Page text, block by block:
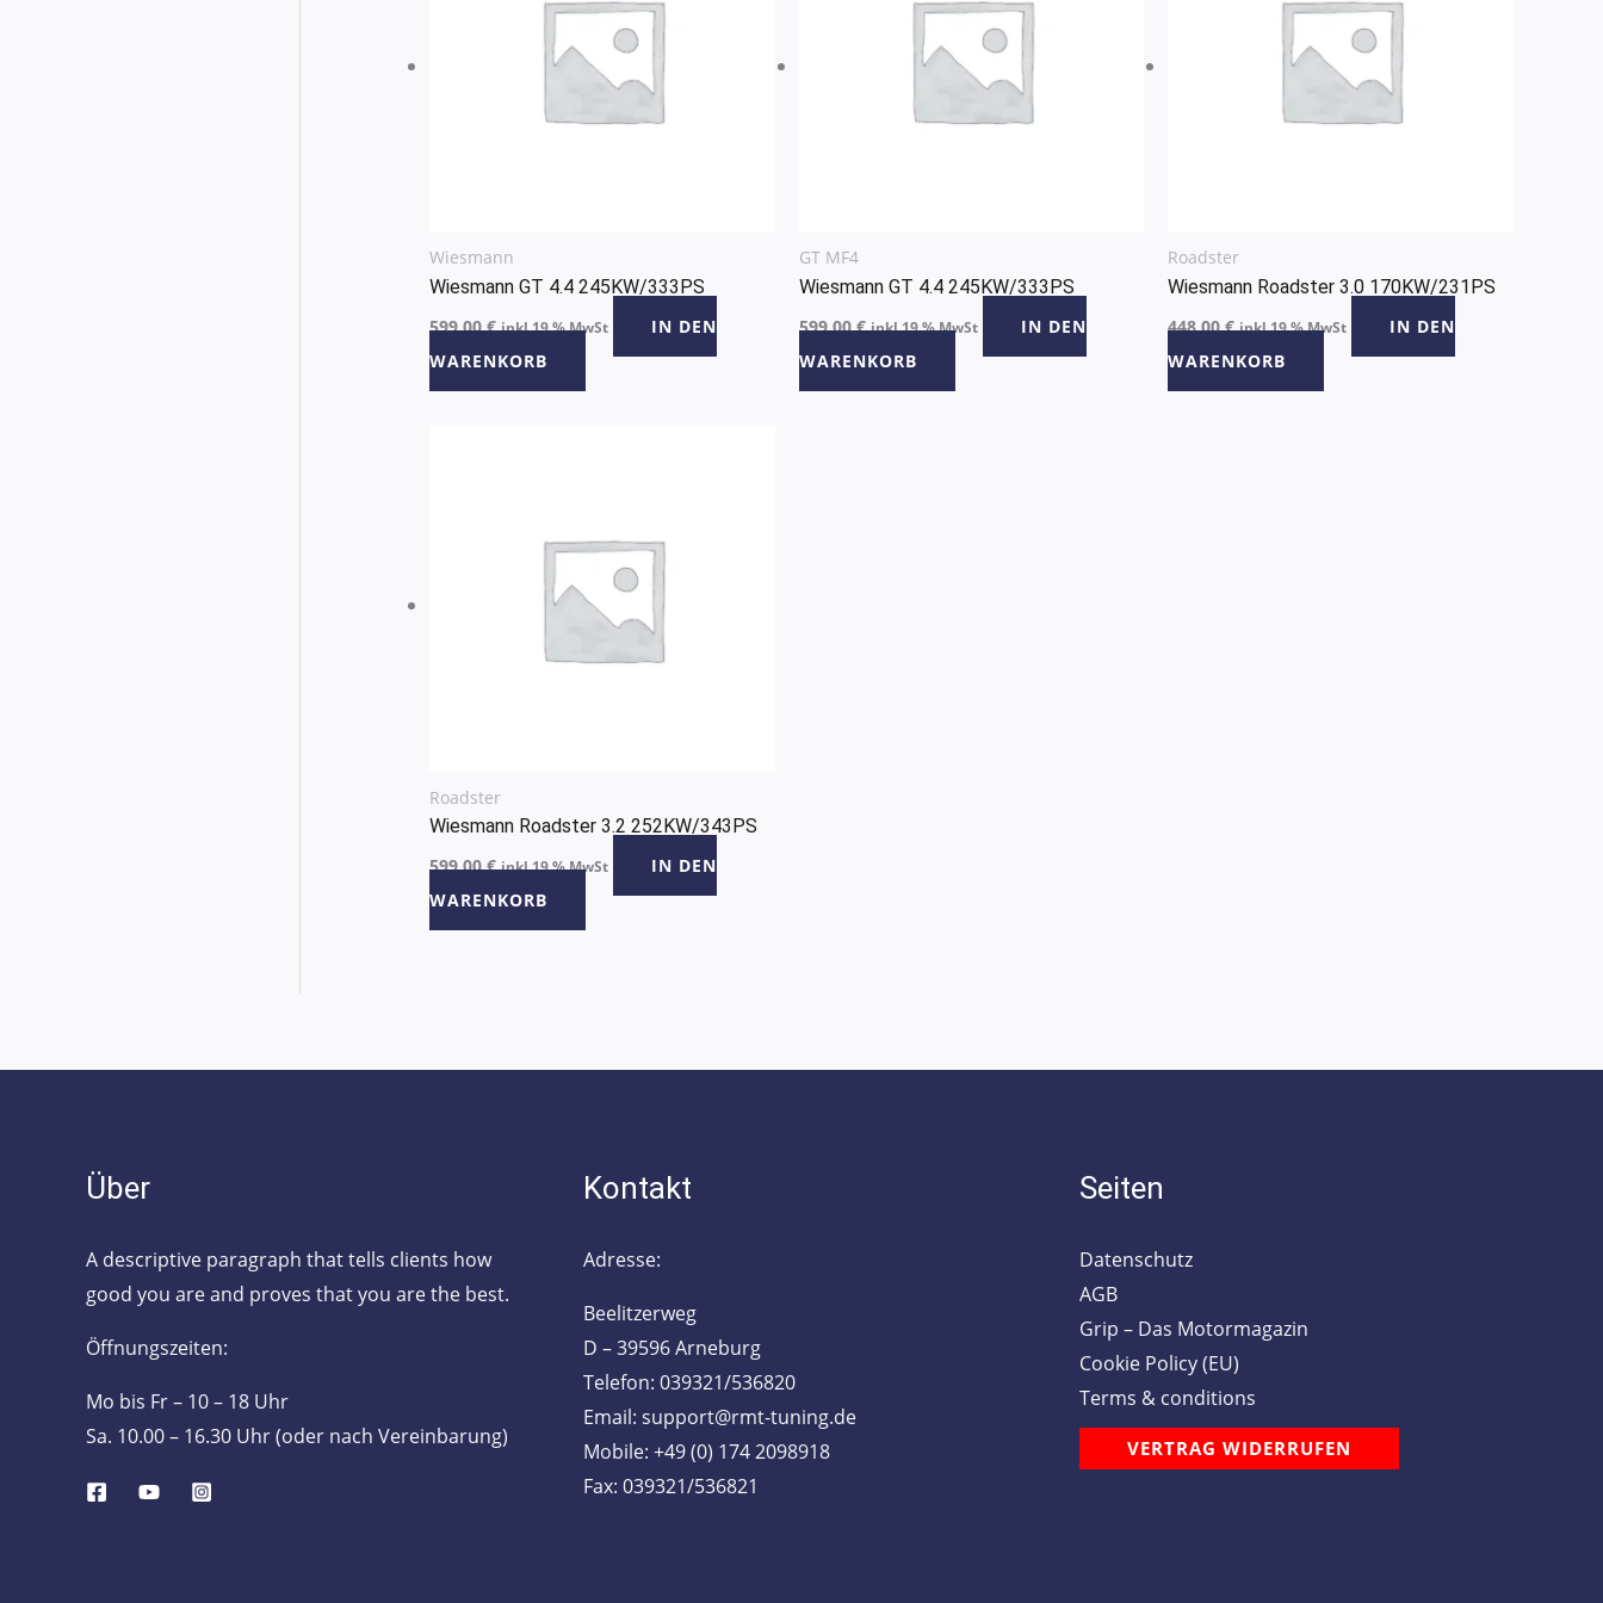
Wiesmann
Wiesmann GT 4.4 245KW/333PS
599,00€ inkl 19 % MwSt
IN DEN
WARENKORB
GT MF4
Wiesmann GT 4.4 245KW/333PS
599,00€ inkl 19 % MwSt
IN DEN
WARENKORB
Roadster
Wiesmann Roadster 3.0 170KW/231PS
448,00€ inkl 19 % MwSt
IN DEN
WARENKORB
Roadster
Wiesmann Roadster 3.2 252KW/343PS
599,00€ inkl 19 % MwSt
IN DEN
WARENKORB
Über
A descriptive paragraph that tells clients how
good you are and proves that you are the best.
Öffnungszeiten:
Mo bis Fr – 10 – 18 Uhr
Sa. 10.00 – 16.30 Uhr (oder nach Vereinbarung)
Kontakt
Adresse:
Beelitzerweg
D – 39596 Arneburg
Telefon: 039321/536820
Email: support@rmt-tuning.de
Mobile: +49 (0) 174 2098918
Fax: 039321/536821
Seiten
Datenschutz
AGB
Grip – Das Motormagazin
Cookie Policy (EU)
Terms & conditions
VERTRAG WIDERRUFEN